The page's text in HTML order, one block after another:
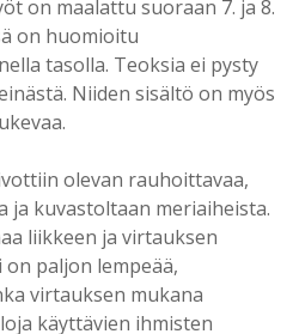
on maalattu suoraan 7. ja 8.
on huomioitu
tasolla. Teoksia ei pysty
Niiden sisältö on myös
olevan rauhoittavaa,
ja kuvastoltaan meriaiheista.
liikkeen ja virtauksen
paljon lempeää,
virtauksen mukana
käyttävien ihmisten